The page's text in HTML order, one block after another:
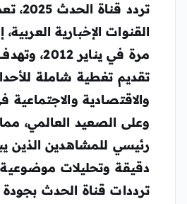
تردد
القنوات الإخبارية
مرة في يناير
تقديم تغطية شاملة
والاقتصادية والاجتماعية
وعلى الصعيد العالمي،
رئيسي للمشاهدين الذين
دقيقة وتحليلات